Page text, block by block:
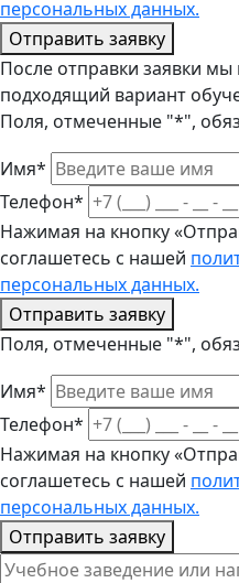
персональных данных.
Отправить заявку
После отправки заявки
подходящий вариант
Поля, отмеченные "*",
Имя*
Телефон*
Нажимая на кнопку
соглашетесь с нашей
персональных данных.
Отправить заявку
Поля, отмеченные "*",
Имя*
Телефон*
Нажимая на кнопку
соглашетесь с нашей
персональных данных.
Отправить заявку